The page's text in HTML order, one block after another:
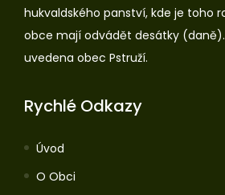
hukvaldského panství, kde je toho
obce mají odvádět desátky
uvedena obec Pstruží.
Rychlé Odkazy
Úvod
O Obci